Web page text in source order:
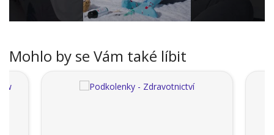
Mohlo by se Vám také líbit